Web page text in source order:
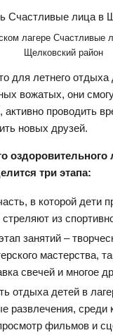
лагере Счастливые
Щелковский район
для летнего отдыха
вожатых, они
активно проводить
новых друзей.
оздоровительного
три этапа:
в которой дети
из
занятий –
мастерства,
свечей и многое
отдыха детей в
развлечения, среди
фильмов и